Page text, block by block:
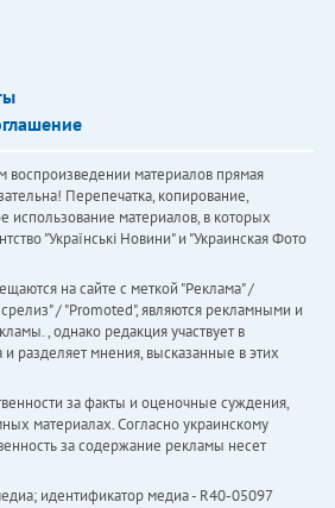
воспроизведении материалов прямая
Перепечатка, копирование,
использование материалов, в которых
"Українськi Новини" и "Украинская Фото
на сайте с меткой "Реклама" /
/ "Promoted", являются рекламными и
, однако редакция участвует в
и разделяет мнения, высказанные в этих
за факты и оценочные суждения,
материалах. Согласно украинскому
за содержание рекламы несет
идентификатор медиа - R40-05097